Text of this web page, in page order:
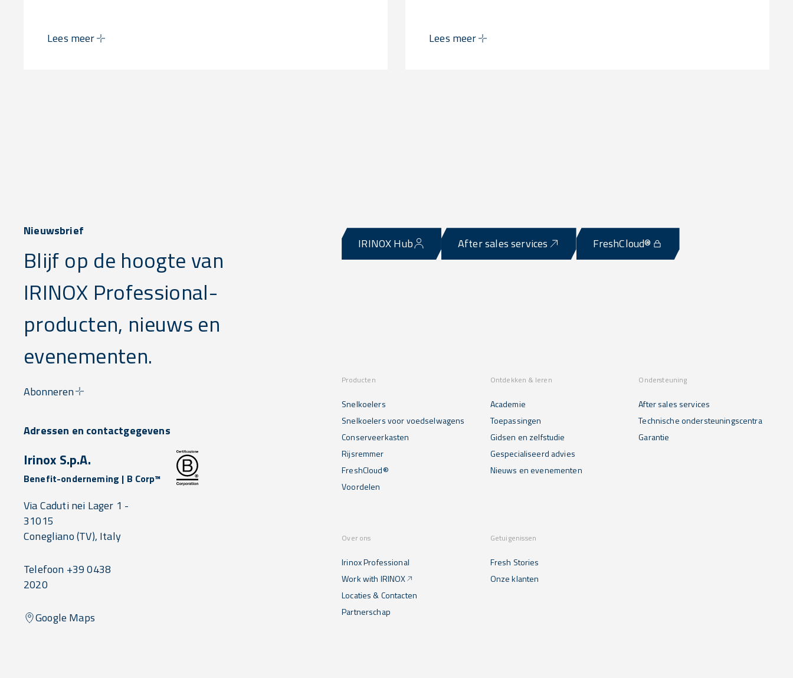
Lees meer Lees meer
Nieuwsbrief
Blijf op de hoogte van
IRINOX Professional-
producten, nieuws en
evenementen.
Abonneren
IRINOX Hub After sales services FreshCloud®
Producten
Snelkoelers
Snelkoelers voor voedselwagens
Conserveerkasten
Rijsremmer
FreshCloud®
Voordelen
Ontdekken & leren
Academie
Toepassingen
Gidsen en zelfstudie
Gespecialiseerd advies
Nieuws en evenementen
Ondersteuning
After sales services
Technische ondersteuningscentra
Garantie
Over ons
Irinox Professional
Work with IRINOX
Locaties & Contacten
Partnerschap
Getuigenissen
Fresh Stories
Onze klanten
Adressen en contactgegevens
Irinox S.p.A.
Benefit-onderneming | B Corp™
Via Caduti nei Lager 1 -
31015
Conegliano(TV), Italy
Telefoon +39 0438
2020
Google Maps